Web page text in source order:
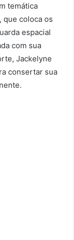
temática
que coloca os
espacial
com sua
Jackelyne
consertar sua